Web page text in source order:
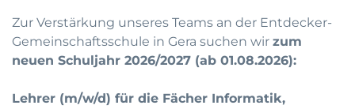
Zur Verstärkung unseres Teams an der Entdecker-
Gemeinschaftsschule in Gera suchen wir zum
neuen Schuljahr 2026/2027 (ab 01.08.2026):
Lehrer (m/w/d) für die Fächer Informatik,